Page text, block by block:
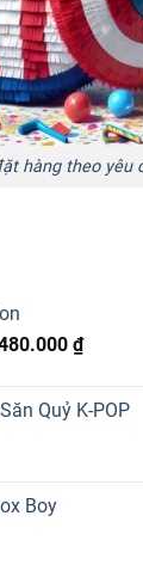
hàng theo yêu
520.000 ₫.
₫Giá
là:
Quỷ K-POP
Boy